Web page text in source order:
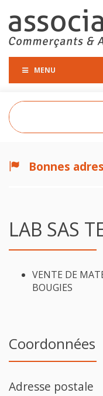
MENU
Bonnes
LAB SAS
VENTE DE
BOUGIES
Coordonnées
Adresse postale